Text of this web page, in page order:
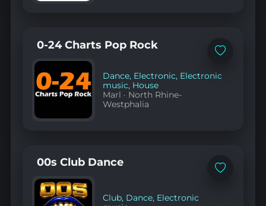
Add
favorites
0-24 Charts Pop Rock
Dance, Electronic, Electronic
music, House
Marl · North Rhine-
Westphalia
Add
00s Club Dance
Club, Dance, Electronic